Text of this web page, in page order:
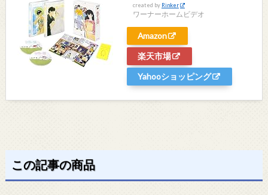
created by Rinker
ワーナーホームビデオ
Amazon
楽天市場
Yahooショッピング
この記事の商品